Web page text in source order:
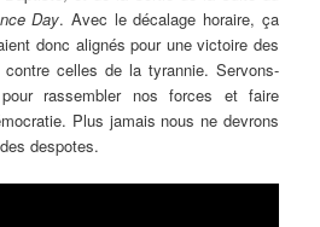
Day. Avec le décalage horaire, ça
donc alignés pour une victoire des
contre celles de la tyrannie. Servons-
rassembler nos forces et faire
Plus jamais nous ne devrons
despotes.